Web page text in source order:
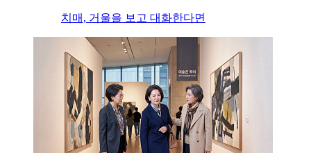
치매, 거울을 보고 대화한다면